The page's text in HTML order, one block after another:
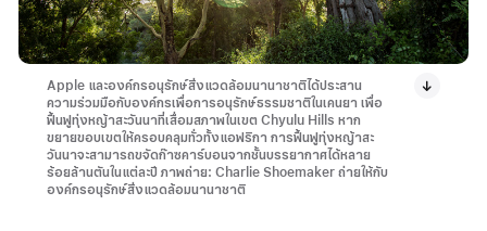
Apple และองค์กรอนุรักษ์สิ่งแวดล้อมนานาชาติได้ประสาน
ความร่วมมือกับองค์กรเพื่อการอนุรักษ์ธรรมชาติในเคนยา เพื่อ
ฟื้นฟูทุ่งหญ้าสะวันนาที่เสื่อมสภาพในเขต Chyulu Hills หาก
ขยายขอบเขตให้ครอบคลุมทั่วทั้งแอฟริกา การฟื้นฟูทุ่งหญ้าสะ
วันนาจะสามารถขจัดก๊าซคาร์บอนจากชั้นบรรยากาศได้หลาย
ร้อยล้านตันในแต่ละปี ภาพถ่าย: Charlie Shoemaker ถ่ายให้กับ
องค์กรอนุรักษ์สิ่งแวดล้อมนานาชาติ